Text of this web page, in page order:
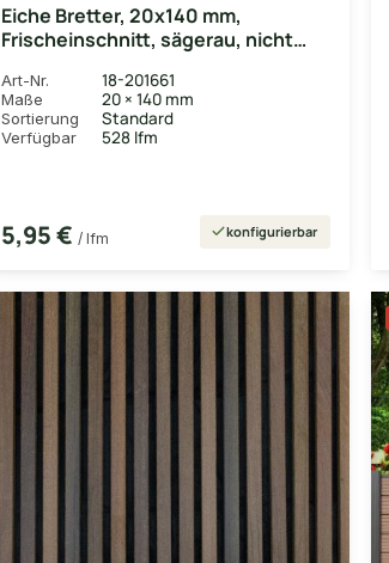
Eiche Bretter, 20x140 mm,
Frischeinschnitt, sägerau, nicht
Art-Nr. 18-201661
Maße 20 × 140 mm
Sortierung Standard
Verfügbar 528 lfm
5,95 € / lfm konfigurierbar